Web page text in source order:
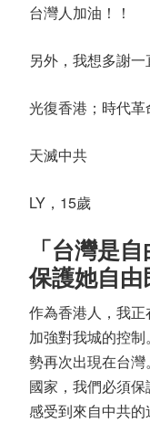
台灣人加油！！
另外，我想多謝一
光復香港；時代革
天滅中共
LY，15歲
「台灣是
保護她自由
作為香港人，我
加強對我城的控
勢再次出現在台
國家，我們必須
感受到來自中共